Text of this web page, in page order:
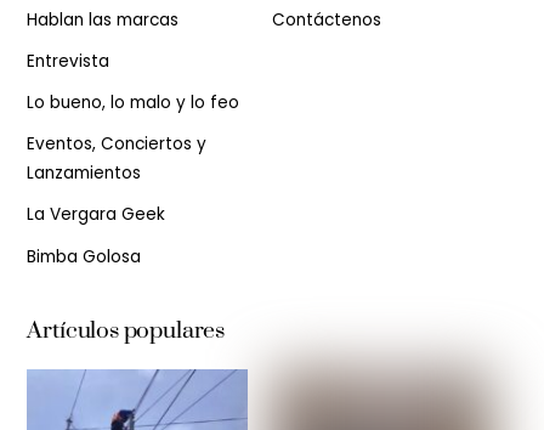
Hablan las marcas
Entrevista
Lo bueno, lo malo y lo feo
Eventos, Conciertos y
Lanzamientos
La Vergara Geek
Bimba Golosa
Contáctenos
Artículos populares